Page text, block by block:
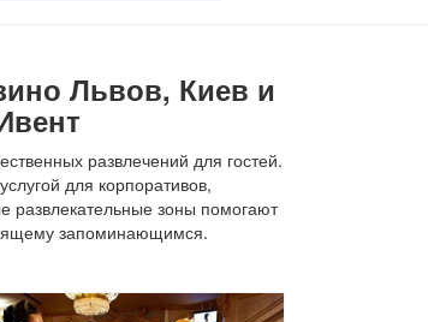
Львов, Киев и
развлечений для гостей.
для корпоративов,
развлекательные зоны помогают
запоминающимся.